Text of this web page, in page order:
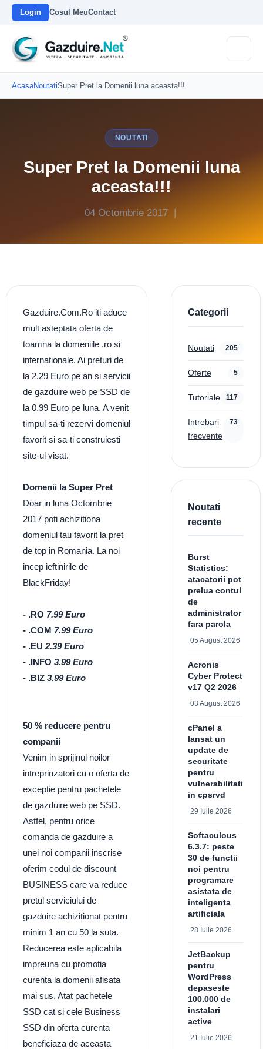
Login Cosul MeuContact
AcasaNoutatiSuper Pret la Domenii luna aceasta!!!
NOUTATI
Super Pret la Domenii luna
aceasta!!!
04 Octombrie 2017 |
Gazduire.Com.Ro iti aduce
mult asteptata oferta de
toamna la domeniile .ro si
internationale. Ai preturi de
la 2.29 Euro pe an si servicii
de gazduire web pe SSD de
la 0.99 Euro pe luna. A venit
timpul sa-ti rezervi domeniul
favorit si sa-ti construiesti
site-ul visat.
Domenii la Super Pret
Doar in luna Octombrie
2017 poti achizitiona
domeniul tau favorit la pret
de top in Romania. La noi
incep ieftinirile de
BlackFriday!
- .RO 7.99 Euro
- .COM 7.99 Euro
- .EU 2.39 Euro
- .INFO 3.99 Euro
- .BIZ 3.99 Euro
50 % reducere pentru
companii
Venim in sprijinul noilor
intreprinzatori cu o oferta de
exceptie pentru pachetele
de gazduire web pe SSD.
Astfel, pentru orice
comanda de gazduire a
unei noi companii inscrise
oferim codul de discount
BUSINESS care va reduce
pretul serviciului de
gazduire achizitionat pentru
minim 1 an cu 50 la suta.
Reducerea este aplicabila
impreuna cu promotia
curenta la domenii afisata
mai sus. Atat pachetele
SSD cat si cele Business
SSD din oferta curenta
beneficiaza de aceasta
Categorii
Noutati 205
Oferte 5
Tutoriale 117
Intrebari
frecvente
73
Noutati
recente
Burst
Statistics:
atacatorii pot
prelua contul
de
administrator
fara parola
05 August 2026
Acronis
Cyber Protect
v17 Q2 2026
03 August 2026
cPanel a
lansat un
update de
securitate
pentru
vulnerabilitati
in cpsrvd
29 Iulie 2026
Softaculous
6.3.7: peste
30 de functii
noi pentru
programare
asistata de
inteligenta
artificiala
28 Iulie 2026
JetBackup
pentru
WordPress
depaseste
100.000 de
instalari
active
21 Iulie 2026